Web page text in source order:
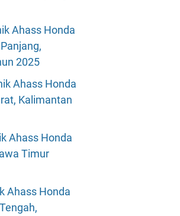
Ahass Honda
2025
Ahass Honda
Kalimantan
Ahass Honda
Timur
Ahass Honda